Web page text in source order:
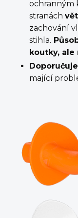
ochranným
stranách
zachování
stihla.
koutky, ale
mající